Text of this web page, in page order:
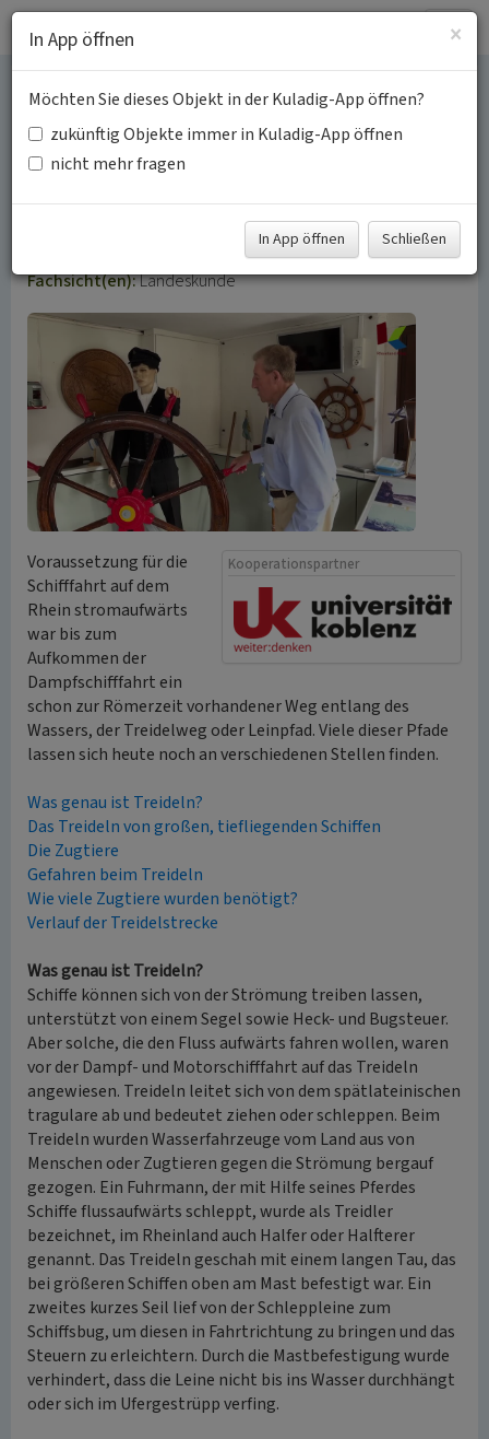
Treidelschifffahrt auf dem
Rhein zwischen Köln und
Mainz
Schiff (Wasserfahrzeug) Zugtier
Fachsicht(en):Landeskunde
Kooperationspartner
Voraussetzung für die
Schifffahrt auf dem
Rhein stromaufwärts
war bis zum
Aufkommen der
Dampfschifffahrt ein
schon zur Römerzeit vorhandener Weg entlang des
Wassers, der Treidelweg oder Leinpfad. Viele dieser Pfade
lassen sich heute noch an verschiedenen Stellen finden.
Was genau ist Treideln?
Das Treideln von großen, tiefliegenden Schiffen
Die Zugtiere
Gefahren beim Treideln
Wie viele Zugtiere wurden benötigt?
Verlauf der Treidelstrecke
Was genau ist Treideln?
Schiffe können sich von der Strömung treiben lassen,
unterstützt von einem Segel sowie Heck- und Bugsteuer.
Aber solche, die den Fluss aufwärts fahren wollen, waren
vor der Dampf- und Motorschifffahrt auf das Treideln
angewiesen. Treideln leitet sich von dem spätlateinischen
tragulare ab und bedeutet ziehen oder schleppen. Beim
Treideln wurden Wasserfahrzeuge vom Land aus von
Menschen oder Zugtieren gegen die Strömung bergauf
gezogen. Ein Fuhrmann, der mit Hilfe seines Pferdes
Schiffe flussaufwärts schleppt, wurde als Treidler
bezeichnet, im Rheinland auch Halfer oder Halfterer
genannt. Das Treideln geschah mit einem langen Tau, das
bei größeren Schiffen oben am Mast befestigt war. Ein
zweites kurzes Seil lief von der Schleppleine zum
Schiffsbug, um diesen in Fahrtrichtung zu bringen und das
Steuern zu erleichtern. Durch die Mastbefestigung wurde
verhindert, dass die Leine nicht bis ins Wasser durchhängt
oder sich im Ufergestrüpp verfing.
×
In App öffnen
Möchten Sie dieses Objekt in der Kuladig-App öffnen?
zukünftig Objekte immer in Kuladig-App öffnen
nicht mehr fragen
In App öffnen Schließen